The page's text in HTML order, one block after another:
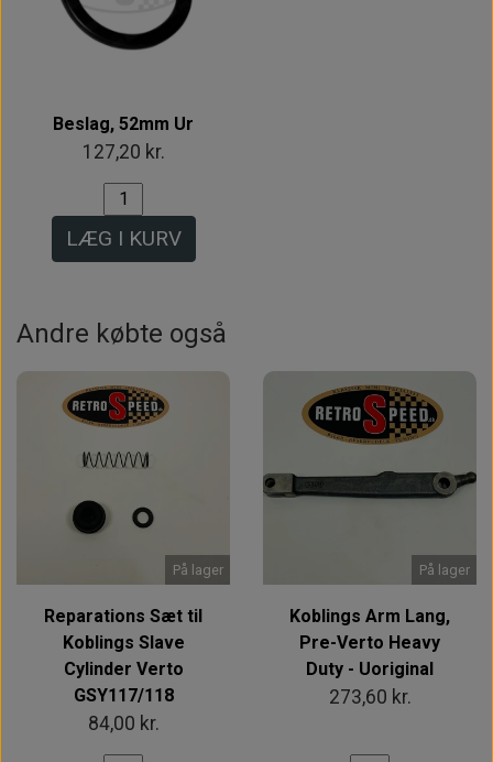
Beslag, 52mm Ur
127,20 kr.
LÆG I KURV
Andre købte også
På lager
Reparations Sæt til
Koblings Slave
Cylinder Verto
GSY117/118
84,00 kr.
På lager
Koblings Arm Lang,
Pre-Verto Heavy
Duty - Uoriginal
273,60 kr.